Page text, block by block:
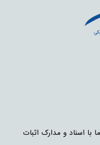
زرین پال از سال ۱۳۹۰ ( ما با اسناد و مدارک اثبات